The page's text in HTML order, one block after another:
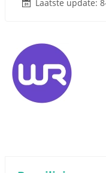
Laatste update: